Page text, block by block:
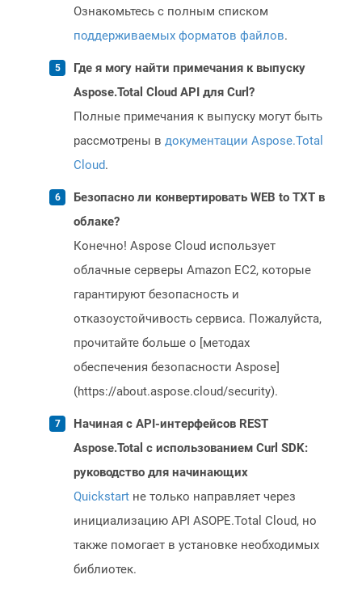
Ознакомьтесь с полным списком
поддерживаемых форматов файлов.
Где я могу найти примечания к выпуску
Aspose.Total Cloud API для Curl?
Полные примечания к выпуску могут быть
рассмотрены в документации Aspose.Total
Cloud.
Безопасно ли конвертировать WEB to TXT в
облаке?
Конечно! Aspose Cloud использует
облачные серверы Amazon EC2, которые
гарантируют безопасность и
отказоустойчивость сервиса. Пожалуйста,
прочитайте больше о [методах
обеспечения безопасности Aspose]
(https://about.aspose.cloud/security).
Начиная с API-интерфейсов REST
Aspose.Total с использованием Curl SDK:
руководство для начинающих
Quickstart не только направляет через
инициализацию API ASOPE.Total Cloud, но
также помогает в установке необходимых
библиотек.